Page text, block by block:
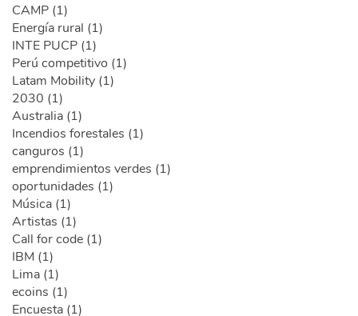
CAMP (1)
Energía rural (1)
INTE PUCP (1)
Perú competitivo (1)
Latam Mobility (1)
2030 (1)
Australia (1)
Incendios forestales (1)
canguros (1)
emprendimientos verdes (1)
oportunidades (1)
Música (1)
Artistas (1)
Call for code (1)
IBM (1)
Lima (1)
ecoins (1)
Encuesta (1)